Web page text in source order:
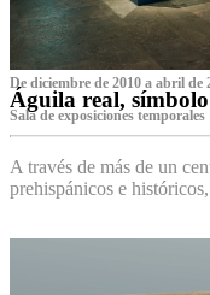
De diciembre de 2010 a abril de
Águila real,
Sala de exposiciones temporales
A través de más de un
prehispánicos e